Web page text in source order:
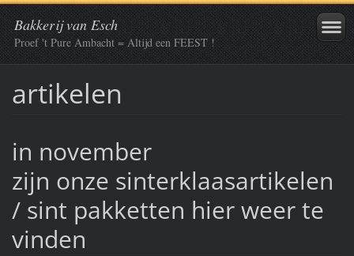
Bakkerij van Esch
Proef 't Pure Ambacht = Altijd een FEEST !
artikelen
in november
zijn onze sinterklaasartikelen
/ sint pakketten hier weer te
vinden